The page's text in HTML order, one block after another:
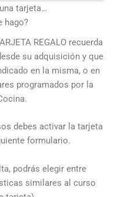
tarjeta…
hago?
REGALO recuerda
su adquisición y que
en la misma, o en
programados por la
debes activar la tarjeta
formulario.
podrás elegir entre
similares al curso